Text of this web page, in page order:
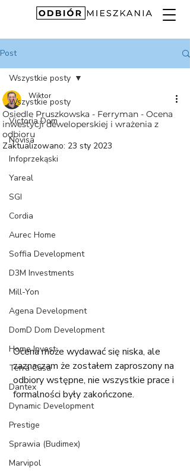
Post
Wszystkie posty
Victoria Dom
Novisa
Infoprzekąski
Yareal
SGI
Cordia
Aurec Home
Soffia Development
D3M Investments
Mill-Yon
Agena Development
DomD Dom Development
Home Invest
Terra Casa
Dantex
Dynamic Development
Prestige
Sprawia (Budimex)
Marvipol
Wszystkie posty
Osiedle Pruszkowska - Ferryman - Ocena
inwestycji deweloperskiej i wrażenia z
odbioru
Wiktor
Zaktualizowano: 23 sty 2023
Ocena może wydawać się niska, ale
zaznaczam że zostałem zaproszony na
odbiory wstępne, nie wszystkie prace i
formalności były zakończone.